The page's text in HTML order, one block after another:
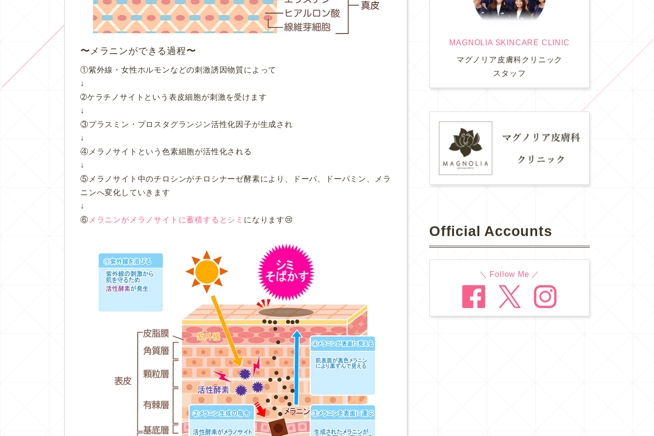
メラニンができる過程
①紫外線・女性ホルモンなどの刺激誘因物質によって
↓
➁ケラチノサイトという表皮細胞が刺激を受けます
↓
③プラスミン・プロスタグランジン活性化因子が生成され
↓
④メラノサイトという色素細胞が活性化される
↓
⑤メラノサイト中のチロシンがチロシナーゼ酵素により、ドーパ、ドーパミン、メラ
ニンへ変化していきます
↓
⑥ メラニンがメラノサイトに蓄積するとシミ になります😢
MAGNOLIA SKINCARE CLINIC
マグノリア皮膚科クリニック
スタッフ
Official Accounts
＼ Follow Me ／